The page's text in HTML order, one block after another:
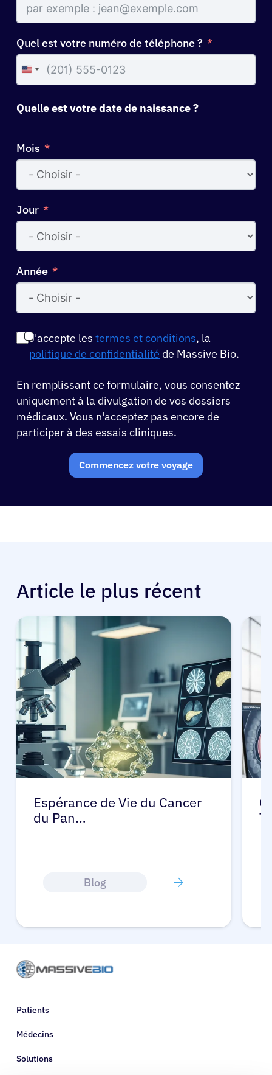
Quel est votre numéro de téléphone ?
United
States
+1
Quelle est votre date de naissance ?
Mois
Jour
Année
J'accepte les termes et conditions, la
politique de confidentialité de Massive Bio.
En remplissant ce formulaire, vous consentez
uniquement à la divulgation de vos dossiers
médicaux. Vous n'acceptez pas encore de
participer à des essais cliniques.
Commencez votre voyage
Article le plus récent
Espérance de Vie du Cancer
du Pan…
Blog
Patients
Médecins
Solutions